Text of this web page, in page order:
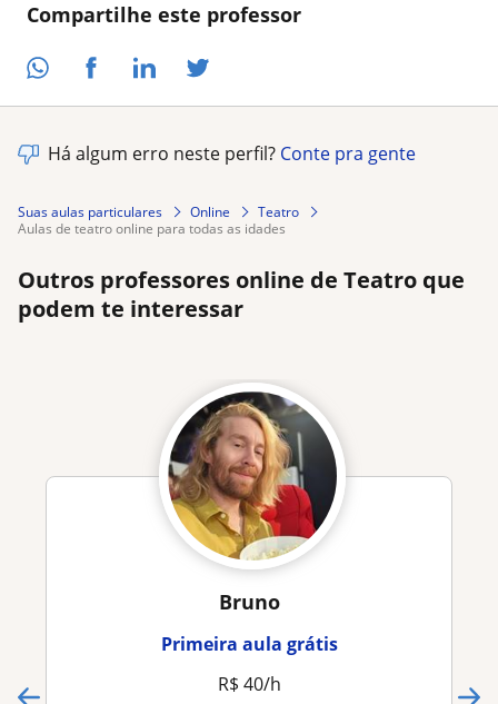
Compartilhe este professor
Há algum erro neste perfil? Conte pra gente
Suas aulas particulares Online
Teatro
aulas de teatro online para todas as idades
Outros professores online de Teatro que
podem te interessar
Bruno
Primeira aula grátis
R$ 40/h